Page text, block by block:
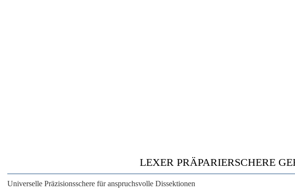
LEXER PRÄPARIERSCHERE
Universelle Präzisionsschere für anspruchsvolle Dissektionen